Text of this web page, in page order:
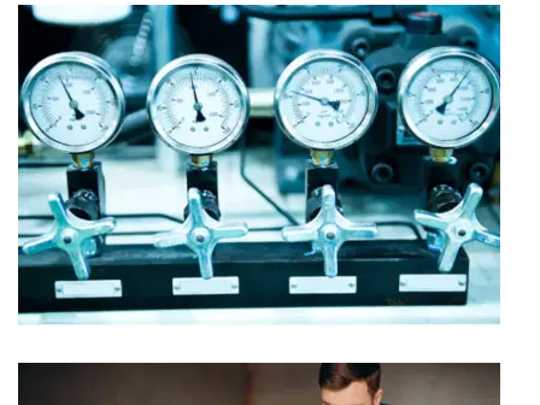
Instalaciones domóticas
Montaje de equipos a presión